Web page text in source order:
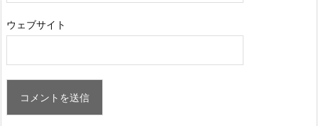
ウェブサイト